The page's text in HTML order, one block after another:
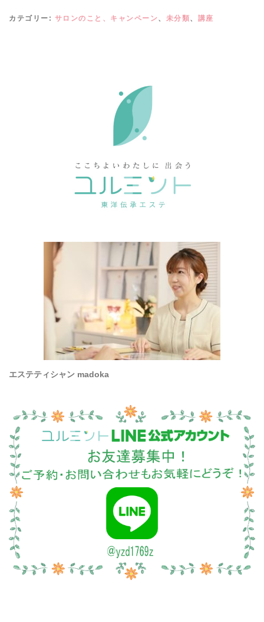
カテゴリー: サロンのこと、キャンペーン、 未分類、 講座
エステティシャン madoka